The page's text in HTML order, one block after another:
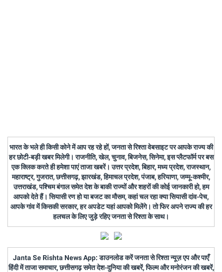
भारत के भले ही किसी कोने में आप रह रहे हों, जनता से रिश्ता वेबसाइट पर आपके राज्य की
हर छोटी-बड़ी खबर मिलेगी। राजनीति, खेल, चुनाव, बिजनेस, सिनेमा, इस प्लैटफॉर्म पर बस
एक क्लिक करते ही हमेशा पाएं ताजा खबरें। उत्तर प्रदेश, बिहार, मध्य प्रदेश, राजस्थान,
महाराष्ट्र, गुजरात, छत्तीसगढ़, झारखंड, हिमाचल प्रदेश, पंजाब, हरियाणा, जम्मू-कश्मीर,
उत्तराखंड, पश्चिम बंगाल समेत देश के बाकी राज्यों और शहरों की कोई जानकारी हो, हम
आपको देते हैं। सियासी रण हो या बजट का मौसम, कहां चल रहा क्या सियासी दांव-पेच,
आपके गांव में किसकी सरकार, हर अपडेट यहां आपको मिलेंगे। तो फिर अपने राज्य की हर
हलचल के लिए जुड़े रहिए जनता से रिश्ता के साथ।
Janta Se Rishta News App: डाउनलोड करें जनता से रिश्ता न्यूज़ एप और पाएँ
हिंदी में ताजा समाचार, छत्तीसगढ़ समेत देश-दुनिया की खबरें, फिल्म और मनोरंजन की खबरें,